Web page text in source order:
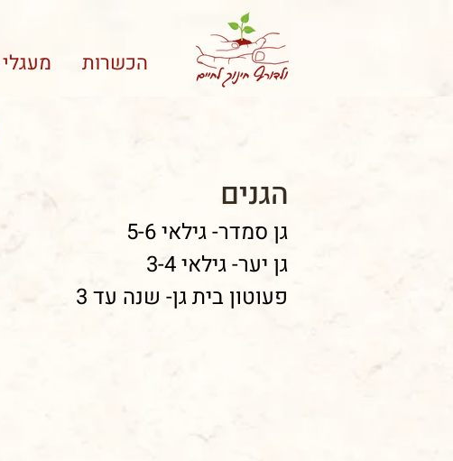
הכשרות
הגנים
גן סמדר- גילאי 5-6
גן יער- גילאי 3-4
פעוטון בית גן- שנה עד 3